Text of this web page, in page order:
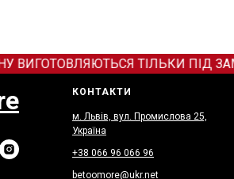
ВИГОТОВЛЯЮТЬСЯ ТІЛЬКИ ПІД
КОНТАКТИ
м. Львів, вул. Промислова 25,
Україна
+38 066 96 066 96
betoomore@ukr.net